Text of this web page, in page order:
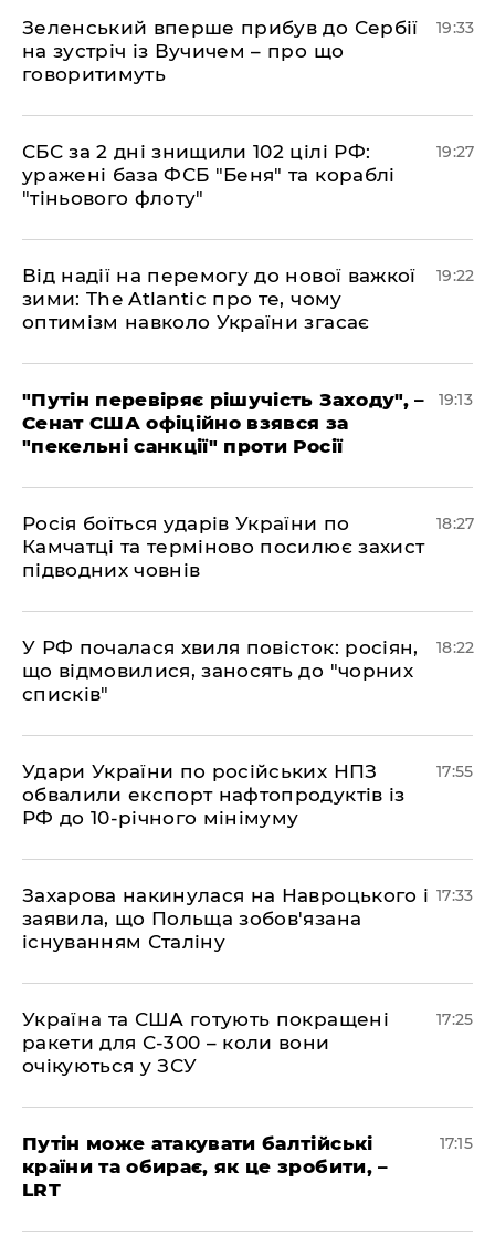
​Зеленський вперше прибув до Сербії
на зустріч із Вучичем – про що
говоритимуть
19:33
​СБС за 2 дні знищили 102 цілі РФ:
уражені база ФСБ "Беня" та кораблі
"тіньового флоту"
19:27
​Від надії на перемогу до нової важкої
зими: The Atlantic про те, чому
оптимізм навколо України згасає
19:22
​"Путін перевіряє рішучість Заходу", –
Сенат США офіційно взявся за
"пекельні санкції" проти Росії
19:13
​Росія боїться ударів України по
Камчатці та терміново посилює захист
підводних човнів
18:27
​У РФ почалася хвиля повісток: росіян,
що відмовилися, заносять до "чорних
списків"
18:22
​Удари України по російських НПЗ
обвалили експорт нафтопродуктів із
РФ до 10-річного мінімуму
17:55
​Захарова накинулася на Навроцького і
заявила, що Польща зобов'язана
існуванням Сталіну
17:33
​Україна та США готують покращені
ракети для С-300 – коли вони
очікуються у ЗСУ
17:25
​Путін може атакувати балтійські
країни та обирає, як це зробити, –
LRT
17:15